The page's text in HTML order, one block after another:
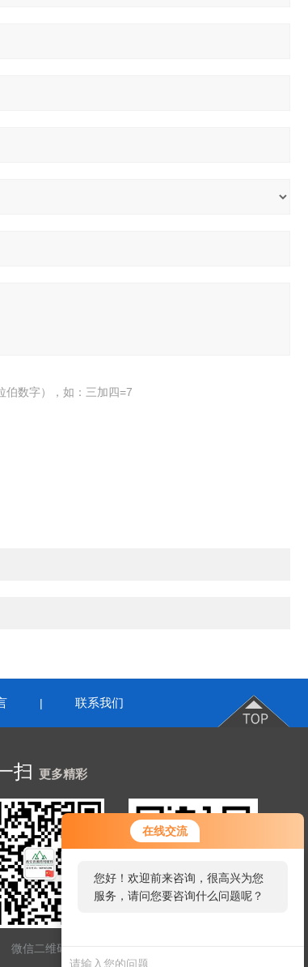
在线交流
您好！欢迎前来咨询，很高兴为您
服务，请问您要咨询什么问题呢？
伯数字），如：三加四=7
| 联系我们
扫 更多精彩
微信二维码